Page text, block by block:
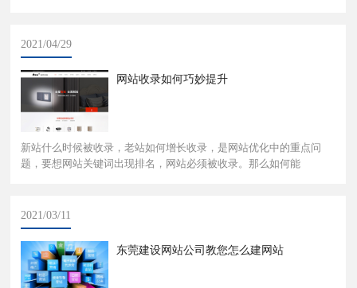
2021/04/29
网站收录如何巧妙提升
新站什么时候被收录，老站如何增长收录，是网站优化中的重点问
题，要想网站关键词出现排名，网站必须被收录。那么如何能
2021/03/11
东莞建设网站公司教您怎么建网站